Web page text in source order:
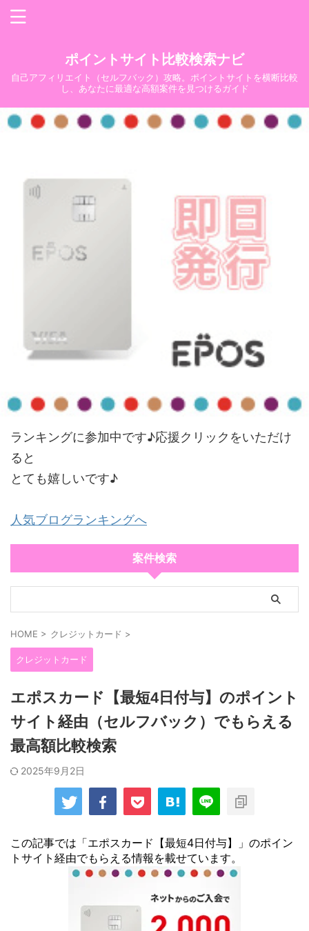
ポイントサイト比較検索ナビ
自己アフィリエイト（セルフバック）攻略。ポイントサイトを横断比較
し、あなたに最適な高額案件を見つけるガイド
ランキングに参加中です♪応援クリックをいただけ
ると
とても嬉しいです♪
人気ブログランキングへ
案件検索
HOME > クレジットカード >
クレジットカード
エポスカード【最短4日付与】のポイント
サイト経由（セルフバック）でもらえる
最高額比較検索
2025年9月2日
この記事では「エポスカード【最短4日付与】」のポイン
トサイト経由でもらえる情報を載せています。